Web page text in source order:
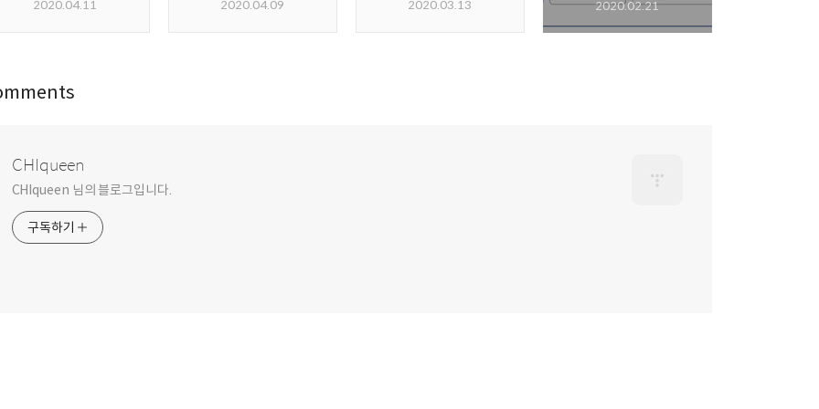
2020.04.11 2020.04.09 2020.03.13 2020.02.21
CHIqueen
CHIqueen 님의 블로그입니다.
구독하기